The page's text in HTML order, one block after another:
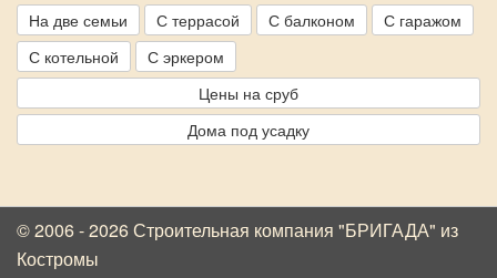
На две семьи
С террасой С балконом
С гаражом
С котельной
С эркером
Цены на сруб
Дома под усадку
© 2006 - 2026 Строительная компания "БРИГАДА" из
Костромы